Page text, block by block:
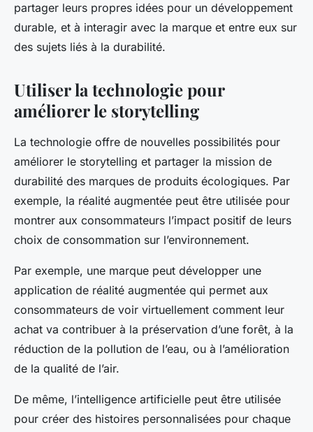
partager leurs propres idées pour un développement
durable, et à interagir avec la marque et entre eux sur
des sujets liés à la durabilité.
Utiliser la technologie pour
améliorer le storytelling
La technologie offre de nouvelles possibilités pour
améliorer le storytelling et partager la mission de
durabilité des marques de produits écologiques. Par
exemple, la réalité augmentée peut être utilisée pour
montrer aux consommateurs l’impact positif de leurs
choix de consommation sur l’environnement.
Par exemple, une marque peut développer une
application de réalité augmentée qui permet aux
consommateurs de voir virtuellement comment leur
achat va contribuer à la préservation d’une forêt, à la
réduction de la pollution de l’eau, ou à l’amélioration
de la qualité de l’air.
De même, l’intelligence artificielle peut être utilisée
pour créer des histoires personnalisées pour chaque